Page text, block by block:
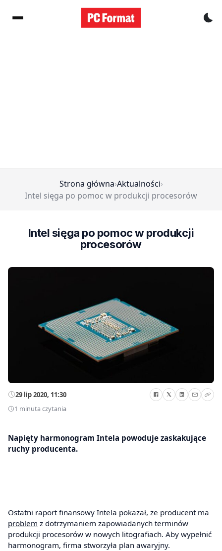
Strona główna›Aktualności›
Intel sięga po pomoc w produkcji procesorów
Intel sięga po pomoc w produkcji
procesorów
29 lip 2020, 11:30
1 minuta czytania
Napięty harmonogram Intela powoduje zaskakujące
ruchy producenta.
Ostatni raport finansowy Intela pokazał, że producent ma
problem z dotrzymaniem zapowiadanych terminów
produkcji procesorów w nowych litografiach. Aby wypełnić
harmonogram, firma stworzyła plan awaryjny.